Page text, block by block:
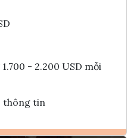
- 2.200 USD mỗi
thông tin